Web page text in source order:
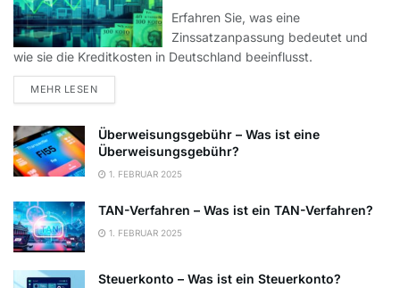
Erfahren Sie, was eine
Zinssatzanpassung bedeutet und
wie sie die Kreditkosten in Deutschland beeinflusst.
MEHR LESENDETAILS
Überweisungsgebühr – Was ist eine
Überweisungsgebühr?
1. FEBRUAR 2025
TAN-Verfahren – Was ist ein TAN-Verfahren?
1. FEBRUAR 2025
Steuerkonto – Was ist ein Steuerkonto?